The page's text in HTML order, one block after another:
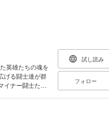
英雄たちの魂を
げる闘士達が群
イナー闘士たち
試し読み
フォロー